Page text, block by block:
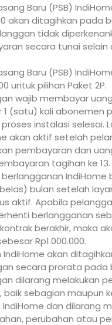
Baru (PSB)
akan ditagihkan pada
tidak
secara tunai selain
Baru (PSB)
untuk pilihan Paket 2P.
wajib membayar
1 (satu) kali abonemen
instalasi selesai.
akan aktif setelah
pembayaran dan
tagihan ke 13.
IndiHome
bulan setelah
aktif. Apabila
berlangganan
berakhir, maka
Rp1.000.000.
IndiHome akan
secara prorata pada
dilarang melakukan
baik sebagian maupun
dan dilarang
perubahan atau